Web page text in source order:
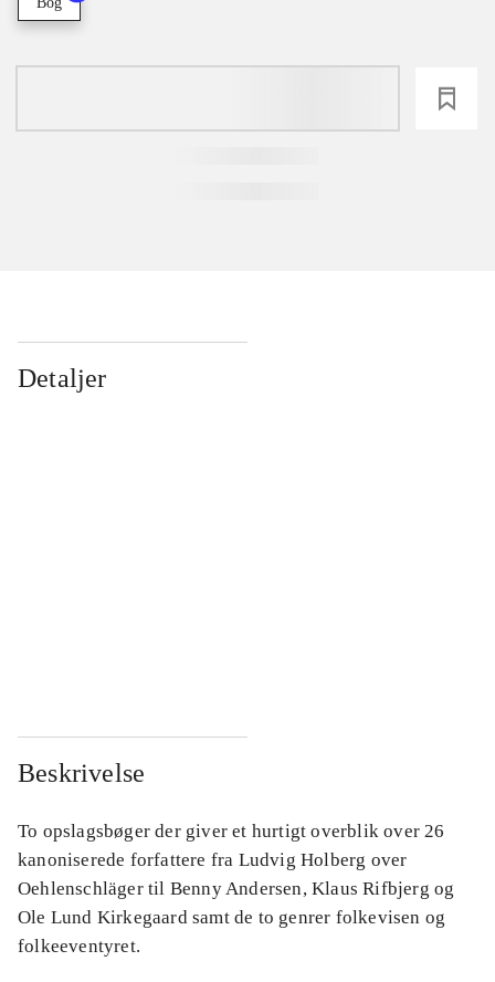
Detaljer
Beskrivelse
To opslagsbøger der giver et hurtigt overblik over 26
kanoniserede forfattere fra Ludvig Holberg over
Oehlenschläger til Benny Andersen, Klaus Rifbjerg og
Ole Lund Kirkegaard samt de to genrer folkevisen og
folkeeventyret.